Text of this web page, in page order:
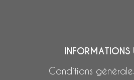
INFORMATIONS
Conditions